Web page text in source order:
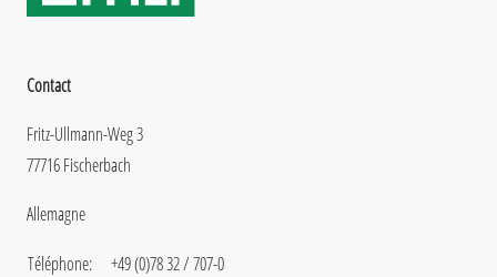
Contact
Fritz-Ullmann-Weg 3
77716 Fischerbach
Allemagne
Téléphone:
+49 (0)78 32 / 707-0